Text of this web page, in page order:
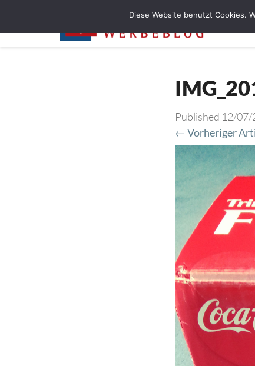
Published 12/07/
← Vorheriger
Diese Website benutzt Cookies.